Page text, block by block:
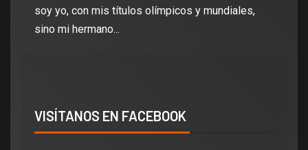
soy yo, con mis títulos olímpicos y mundiales,
sino mi hermano...
VISÍTANOS EN FACEBOOK